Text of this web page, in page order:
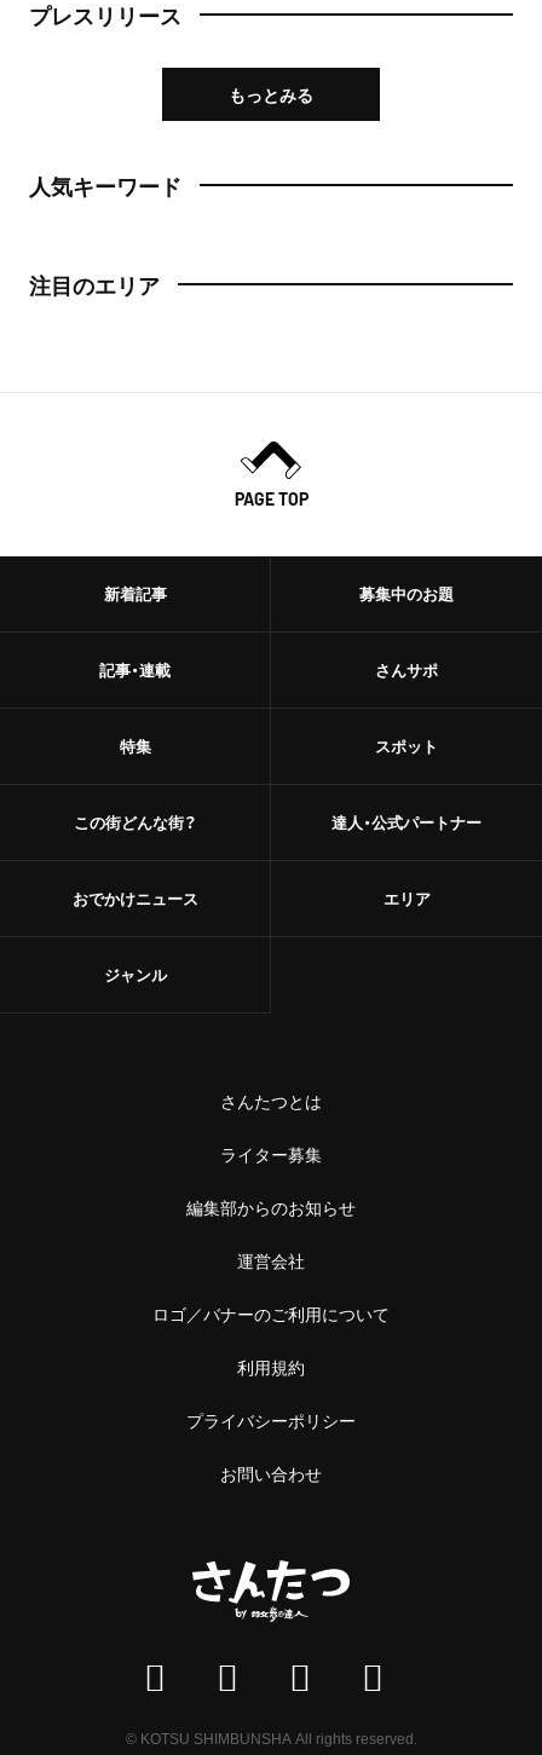
プレスリリース
もっとみる
人気キーワード
注目のエリア
PAGE TOP
新着記事
記事・連載
特集
この街どんな街？
おでかけニュース
募集中のお題
さんサポ
スポット
達人・公式パートナー
エリア
ジャンル
さんたつとは
ライター募集
編集部からのお知らせ
運営会社
ロゴ／バナーのご利用について
利用規約
プライバシーポリシー
お問い合わせ
© KOTSU SHIMBUNSHA All rights reserved.